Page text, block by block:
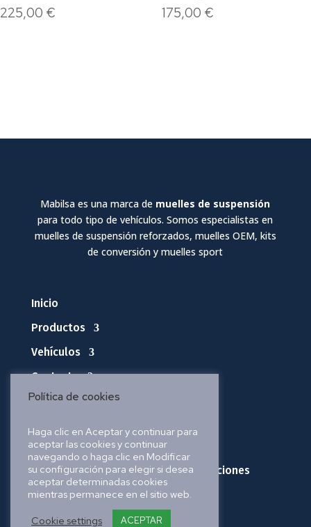
225,00 € 175,00 €
Mabilsa es una marca de muelles de suspensión
para todo tipo de vehículos. Somos especialistas en
muelles de suspensión reforzados, muelles OEM, kits
de conversión y muelles sport
Inicio
Productos
Vehículos
Contacto
Política de cookies
Política de envíos, pedidos y devoluciones
Aviso legal
Política de cookies
Haga clic en Aceptar y continuar para
aceptar las cookies y continuar
navegando o haga clic en Modificar
su configuración para elegir si desea
aceptar determinadas cookies
mientras permanece en el sitio web.
Cookie settings
ACEPTAR